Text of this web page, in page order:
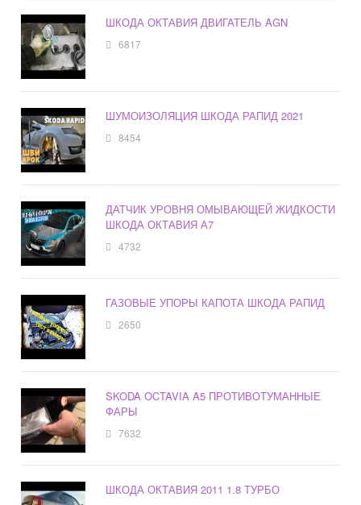
ШКОДА ОКТАВИЯ ДВИГАТЕЛЬ AGN
6817
ШУМОИЗОЛЯЦИЯ ШКОДА РАПИД 2021
8454
ДАТЧИК УРОВНЯ ОМЫВАЮЩЕЙ ЖИДКОСТИ
ШКОДА ОКТАВИЯ А7
4732
ГАЗОВЫЕ УПОРЫ КАПОТА ШКОДА РАПИД
2650
SKODA OCTAVIA A5 ПРОТИВОТУМАННЫЕ
ФАРЫ
7632
ШКОДА ОКТАВИЯ 2011 1.8 ТУРБО